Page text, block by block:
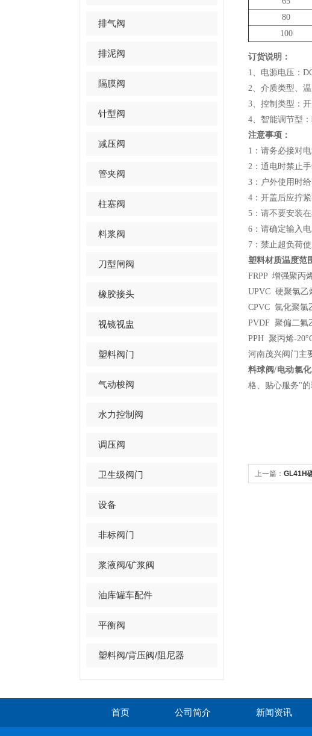
排气阀
排泥阀
隔膜阀
针型阀
减压阀
管夹阀
柱塞阀
料浆阀
刀型闸阀
橡胶接头
视镜视盅
塑料阀门
气动梭阀
水力控制阀
调压阀
卫生级阀门
设备
非标阀门
浆液阀/矿浆阀
油库罐车配件
平衡阀
塑料阀/背压阀/阻尼器
80
100
订货说明：
1、电源电压：
2、介质类型、
3、控制类型：
4、智能调节型
注意事项：
1：请务必接对
2：通电时禁止手
3：户外使用时
4：开盖后应拧
5：请不要安装
6：请确定输入
7：禁止超负荷
塑料材质温度范
FRPP 增强聚丙
UPVC 硬聚氯乙
CPVC 氯化聚氯
PVDF 聚偏二氟
PPH 聚丙烯-
河南茂兴阀门主
料球阀/电动氯
格、贴心服务"
上一篇： GL41H
首页 公司简介 新闻资讯